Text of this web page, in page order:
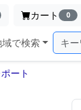
カート 0
域で検索
ート